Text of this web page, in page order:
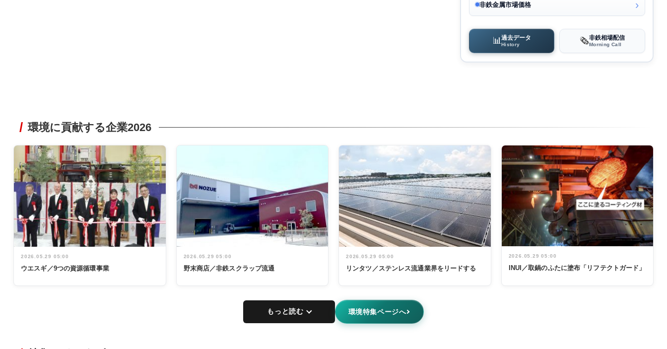
非鉄金属市場価格
📊 過去データ
History 🗞️非鉄相場配信
Morning Call
環境に貢献する企業2026
2026.05.29 05:00
ウエスギ／9つの資源循環事業
2026.05.29 05:00
野末商店／非鉄スクラップ流通
2026.05.29 05:00
リンタツ／ステンレス流通業界をリードする
2026.05.29 05:00
INUI／取鍋のふたに塗布「リフテクトガード」
もっと読む 環境特集ページへ